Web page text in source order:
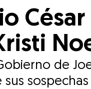
de
sus